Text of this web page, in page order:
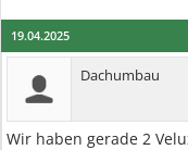
19.04.2025
Dachumbau
Wir haben gerade 2